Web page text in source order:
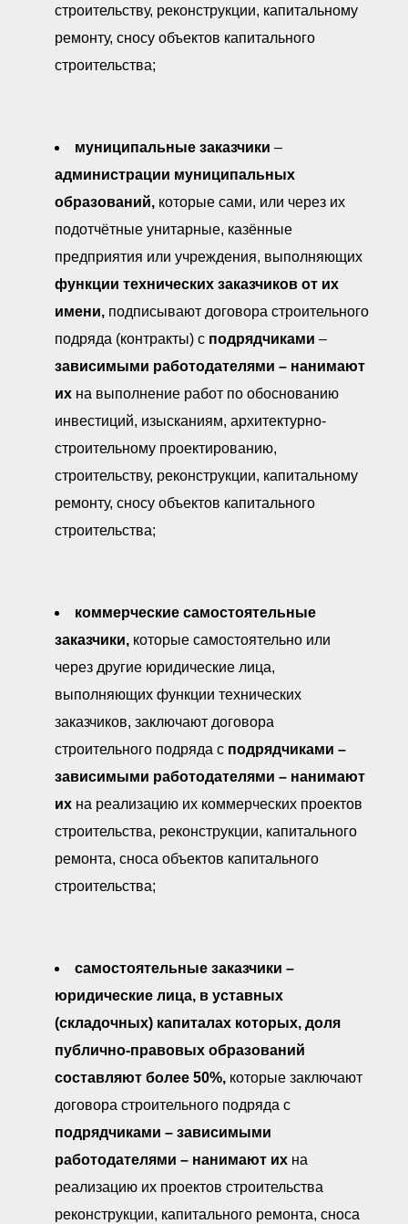
строительству, реконструкции, капитальному
ремонту, сносу объектов капитального
строительства;
муниципальные заказчики –
администрации муниципальных
образований, которые сами, или через их
подотчётные унитарные, казённые
предприятия или учреждения, выполняющих
функции технических заказчиков от их
имени, подписывают договора строительного
подряда (контракты) с подрядчиками –
зависимыми работодателями – нанимают
их на выполнение работ по обоснованию
инвестиций, изысканиям, архитектурно-
строительному проектированию,
строительству, реконструкции, капитальному
ремонту, сносу объектов капитального
строительства;
коммерческие самостоятельные
заказчики, которые самостоятельно или
через другие юридические лица,
выполняющих функции технических
заказчиков, заключают договора
строительного подряда с подрядчиками –
зависимыми работодателями – нанимают
их на реализацию их коммерческих проектов
строительства, реконструкции, капитального
ремонта, сноса объектов капитального
строительства;
самостоятельные заказчики –
юридические лица, в уставных
(складочных) капиталах которых, доля
публично-правовых образований
составляют более 50%, которые заключают
договора строительного подряда с
подрядчиками – зависимыми
работодателями – нанимают их на
реализацию их проектов строительства
реконструкции, капитального ремонта, сноса